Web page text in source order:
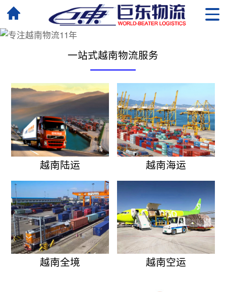
一站式越南物流服务
越南陆运 越南海运
越南全境 越南空运